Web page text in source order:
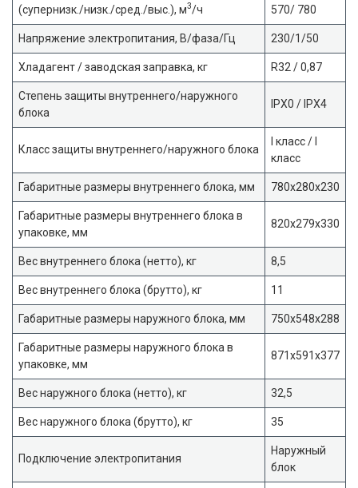
(супернизк./низк./сред./выс.), м3/ч
570/ 780
Напряжение электропитания, В/фаза/Гц 230/1/50
Хладагент / заводская заправка, кг R32 / 0,87
Степень защиты внутреннего/наружного
блока
IPX0 / IPX4
Класс защиты внутреннего/наружного блока
I класс / I
класс
Габаритные размеры внутреннего блока, мм 780x280x230
Габаритные размеры внутреннего блока в
упаковке, мм
820x279x330
Вес внутреннего блока (нетто), кг 8,5
Вес внутреннего блока (брутто), кг 11
Габаритные размеры наружного блока, мм 750x548x288
Габаритные размеры наружного блока в
упаковке, мм
871x591x377
Вес наружного блока (нетто), кг 32,5
Вес наружного блока (брутто), кг 35
Подключение электропитания
Наружный
блок